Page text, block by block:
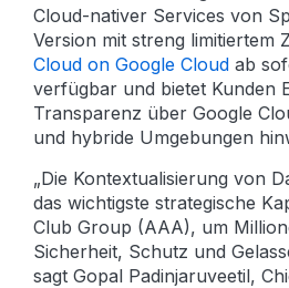
Cloud-nativer Services von
Version mit streng limitiertem
Cloud on Google Cloud ab
verfügbar und bietet Kunden
Transparenz über Google
und hybride Umgebungen
„Die Kontextualisierung von
das wichtigste strategische
Club Group (AAA), um
Sicherheit, Schutz und
sagt Gopal Padinjaruveetil,